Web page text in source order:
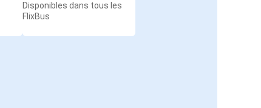
Disponibles dans tous les
FlixBus